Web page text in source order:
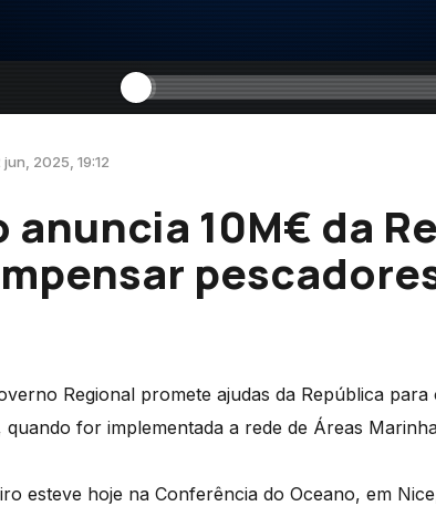
jun, 2025, 19:12
anuncia 10M€ da
Regional promete ajudas da República
quando for implementada a rede de Áreas
esteve hoje na Conferência do Oceano, em